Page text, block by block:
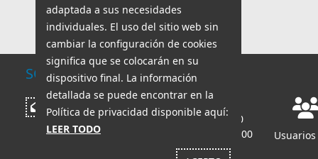
SOPORTE TÉCNICO
Escribir mensaje
Horario de trabajo:
lun - vie: 8:00 - 18:00
sáb - dom: 8:00 - 14:00
adaptada a sus necesidades
individuales. El uso del sitio web sin
cambiar la configuración de cookies
significa que se colocarán en su
dispositivo final. La información
detallada se puede encontrar en la
Política de privacidad disponible aquí:
LEER TODO